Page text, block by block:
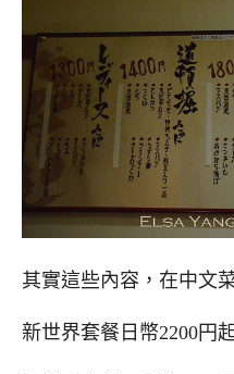
其實這些內容，在中文
新世界套餐日幣2200円